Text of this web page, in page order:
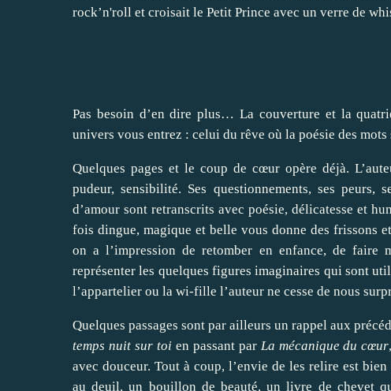
rock’n'roll et croisait le Petit Prince avec un verre de
Pas besoin d’en dire plus… La couverture et la
univers vous entrez : celui du rêve où la poésie des
Quelques pages et le coup de cœur opère déjà.
pudeur, sensibilité. Ses questionnements, ses peurs,
d’amour sont retranscrits avec poésie, délicatesse et
fois dingue, magique et belle vous donne des frissons
on a l’impression de retomber en enfance, de
représenter les quelques figures imaginaires qui sont
l’appartelier ou la wi-fille l’auteur ne cesse de nous
Quelques passages sont par ailleurs un rappel aux
temps nuit sur toi en passant par La mécanique du cœur
avec douceur. Tout à coup, l’envie de les relire est
au deuil, un bouillon de beauté, un livre de chevet